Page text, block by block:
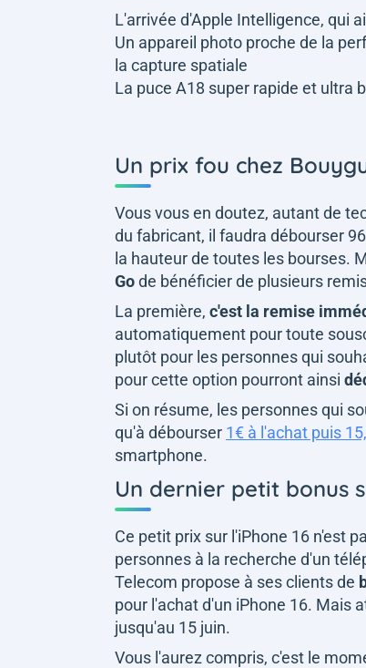
L'arrivée d'Apple Intelligence, qui
Un appareil photo proche de la
la capture spatiale
La puce A18 super rapide et ultra
Un prix fou chez
Vous vous en doutez, autant de
du fabricant, il faudra débourser
la hauteur de toutes les bourses.
Gode bénéficier de plusieurs
La première, c'est la remise
automatiquement pour toute
plutôt pour les personnes qui
pour cette option pourront ainsi
Si on résume, les personnes qui
qu'à débourser 1€ à l'achat puis
smartphone.
Un dernier petit bonus
Ce petit prix sur l'iPhone 16 n'est
personnes à la recherche d'un
Telecom propose à ses clients de
pour l'achat d'un iPhone 16. Mais
jusqu'au 15 juin.
Vous l'aurez compris, c'est le